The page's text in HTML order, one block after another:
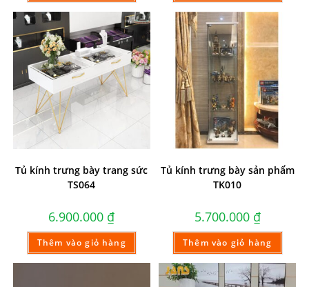
Tủ kính trưng bày trang sức
TS064
6.900.000 ₫
Thêm vào giỏ hàng
Tủ kính trưng bày sản phẩm
TK010
5.700.000 ₫
Thêm vào giỏ hàng